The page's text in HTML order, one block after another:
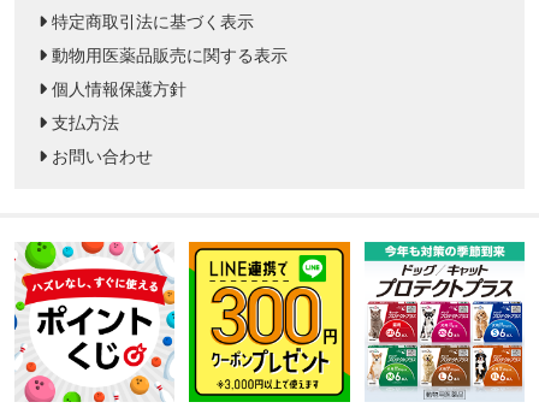
特定商取引法に基づく表示
動物用医薬品販売に関する表示
個人情報保護方針
支払方法
お問い合わせ